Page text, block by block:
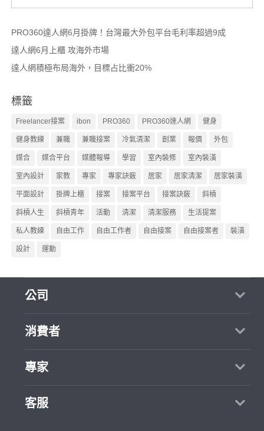
PRO360達人網6月掛牌！台灣最大外包平台毛利率超過9成
達人網6月上櫃 攻海外市場
達人網積極布局海外，目標占比衝20%
標籤
Freelancer接案 ibon PRO360 PRO360達人網 健身
健身教練 兼職 兼職接案 冷氣清潔 創業 報價 外包
媒合 媒合平台 媒體報導 學習 室內裝修 室內裝潢
室內設計 家教 專家 專家訣竅 居家 居家清潔 居家裝潢
平面設計 掛牌上櫃 接案 接案平台 接案訣竅 斜槓
斜槓人生 斜槓青年 活動 清潔 清潔服務 生活提案
私人教練 自由工作 自由工作者 自由接案 自由接案者 裝潢
設計 運動
公司
關於我們
部落格
加入我們
消費者
買服務
熱門服務
專家
找案件
客服